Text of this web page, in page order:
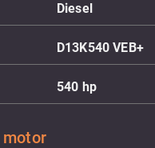
Diesel
D13K540 VEB+
540 hp